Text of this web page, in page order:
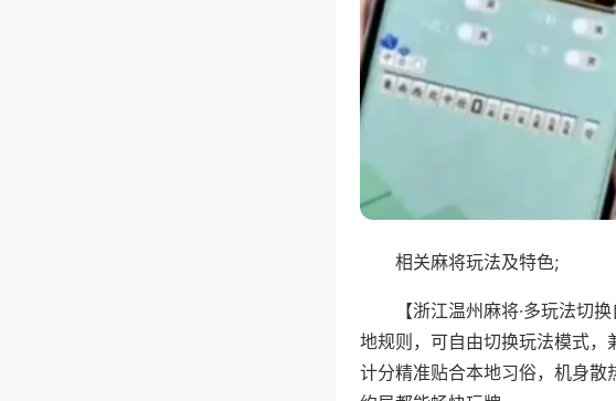
相关麻将玩法及特色;
【浙江温州麻将·多玩法切
地规则，可自由切换玩法模式，
计分精准贴合本地习俗，机身